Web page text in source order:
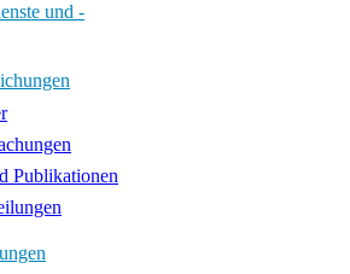
und -
Publikationen